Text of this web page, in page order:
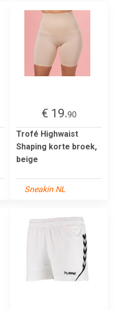
€ 19.90
Trofé Highwaist
Shaping korte broek,
beige
Sneakin NL